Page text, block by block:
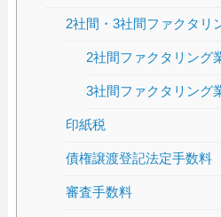
2社間・3社間ファクタリ
2社間ファクタリング
3社間ファクタリング
印紙税
債権譲渡登記法定手数料
審査手数料